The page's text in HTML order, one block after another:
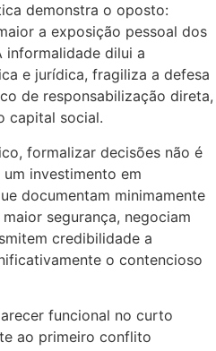
demonstra o oposto:
a exposição pessoal dos
informalidade dilui a
e jurídica, fragiliza a defesa
de responsabilização direta,
capital social.
formalizar decisões não é
investimento em
documentam minimamente
segurança, negociam
credibilidade a
o contencioso
funcional no curto
ao primeiro conflito